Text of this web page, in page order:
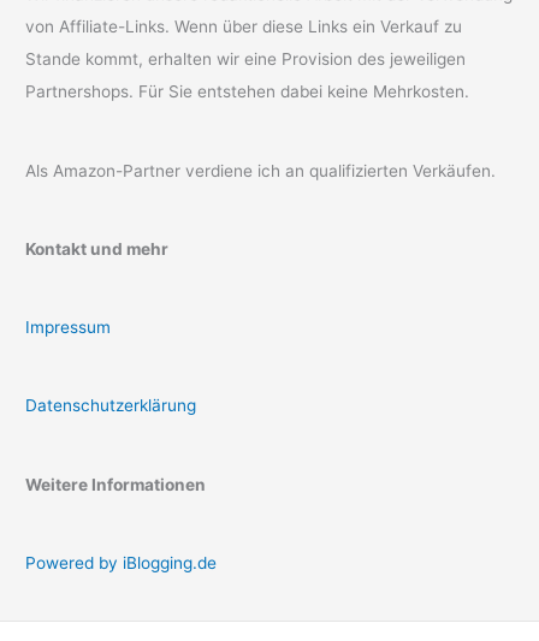
von Affiliate-Links. Wenn über diese Links ein Verkauf zu
Stande kommt, erhalten wir eine Provision des jeweiligen
Partnershops. Für Sie entstehen dabei keine Mehrkosten.
Als Amazon-Partner verdiene ich an qualifizierten Verkäufen.
Kontakt und mehr
Impressum
Datenschutzerklärung
Weitere Informationen
Powered by iBlogging.de